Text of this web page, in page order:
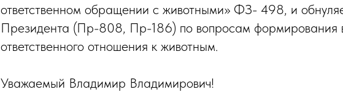
ответственном обращении с животными» ФЗ- 498, и
Президента (Пр-808, Пр-186) по вопросам формирования
ответственного отношения к животным.
Уважаемый Владимир Владимирович!